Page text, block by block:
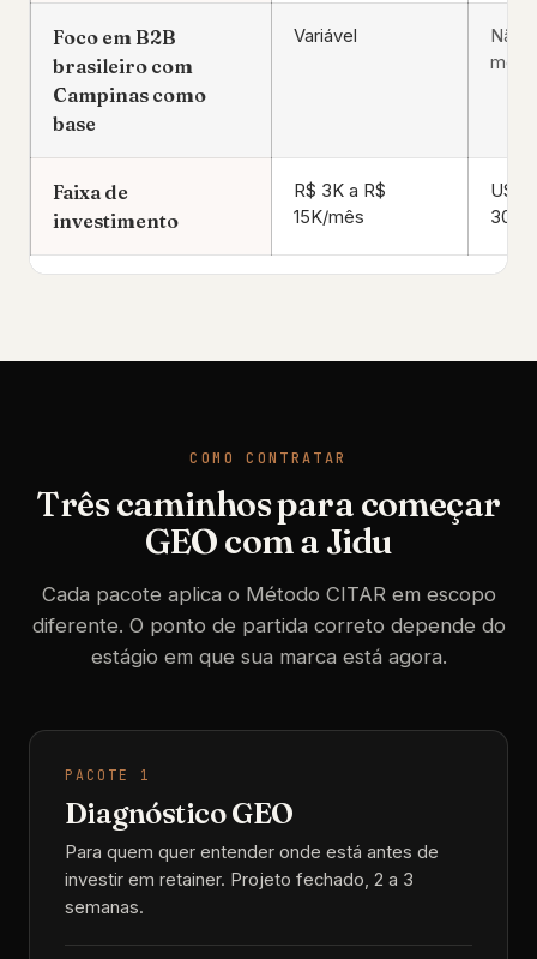
Foco em B2B
brasileiro com
Campinas como
base
Variável
Não
Faixa de
investimento
R$ 3K a R$
15K/mês
USD
COMO CONTRATAR
Três caminhos para começar
GEO com a Jidu
Cada pacote aplica o Método CITAR em escopo
diferente. O ponto de partida correto depende do
estágio em que sua marca está agora.
PACOTE 1
Diagnóstico GEO
Para quem quer entender onde está antes de
investir em retainer. Projeto fechado, 2 a 3
semanas.